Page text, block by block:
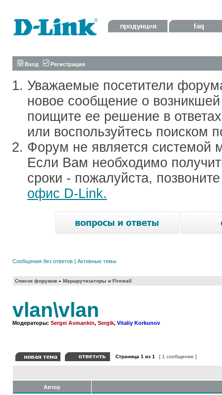
Вход Регистрация
Уважаемые посетители
новое сообщение о
поищите ее решение в
или воспользуйтесь поиском
Форум не является системой
Если Вам необходимо
сроки - пожалуйста,
офис D-Link.
Сообщения без ответов | Активные темы
Список форумов » Маршрутизаторы и Firewall
vlan\vlan
Модераторы: Sergei Asmankin, Sergik, Vitaliy Korkunov
Страница 1 из 1 [ 1 сообщение ]
Автор